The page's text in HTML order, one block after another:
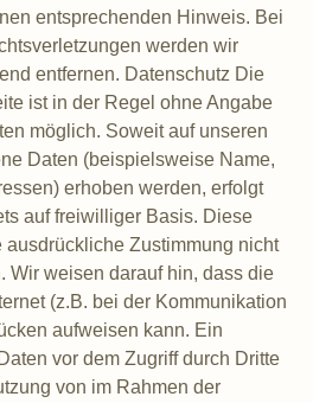
entsprechenden Hinweis. Bei
werden wir
entfernen. Datenschutz Die
ist in der Regel ohne Angabe
möglich. Soweit auf unseren
Daten (beispielsweise Name,
erhoben werden, erfolgt
auf freiwilliger Basis. Diese
ausdrückliche Zustimmung nicht
Wir weisen darauf hin, dass die
(z.B. bei der Kommunikation
aufweisen kann. Ein
vor dem Zugriff durch Dritte
von im Rahmen der